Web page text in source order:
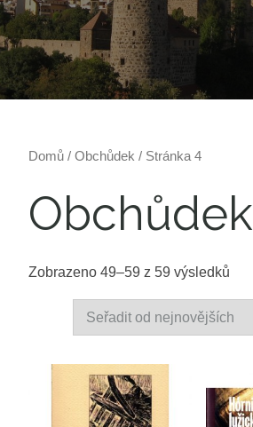
Domů /Obchůdek / Stránka 4
Obchůdek
Zobrazeno 49–59 z 59 výsledků